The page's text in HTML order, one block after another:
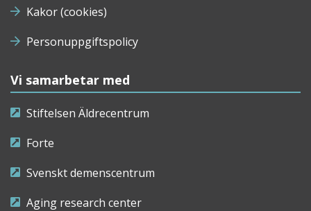
Kakor (cookies)
Personuppgiftspolicy
Vi samarbetar med
Stiftelsen Äldrecentrum
Forte
Svenskt demenscentrum
Aging research center